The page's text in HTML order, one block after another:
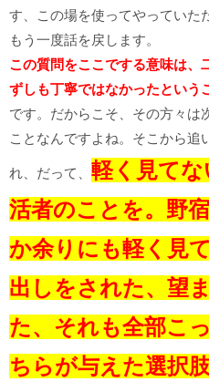
す、この場を使ってやっていた
もう一度話を戻します。
この質問をここでする意味は、
ずしも丁寧ではなかったという
です。だからこそ、その方々は
ことなんですよね。そこから追
れ、だって、 軽く見て
活者のことを。野
か余りにも軽く見
出しをされた、望
た、それも全部こ
ちらが与えた選択